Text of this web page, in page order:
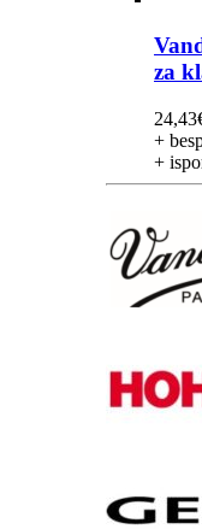
za
24,43
+
+